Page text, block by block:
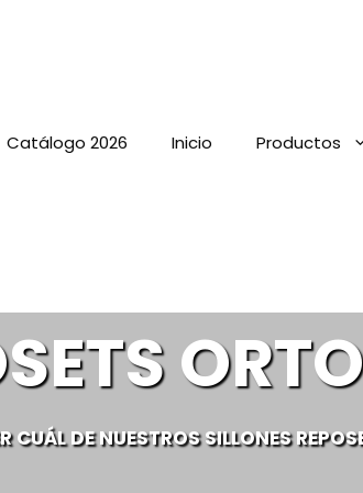
Catálogo 2026 Inicio Productos
DE NUESTROS SILLONES